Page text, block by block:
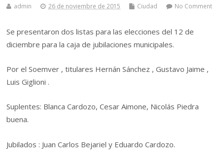
admin 26 de noviembre de 2015 Ciudad No Comment
Se presentaron dos listas para las elecciones del 12 de
diciembre para la caja de jubilaciones municipales.
Por el Soemver , titulares Hernán Sánchez , Gustavo Jaime ,
Luis Giglioni .
Suplentes: Blanca Cardozo, Cesar Aimone, Nicolás Piedra
buena.
Jubilados : Juan Carlos Bejariel y Eduardo Cardozo.